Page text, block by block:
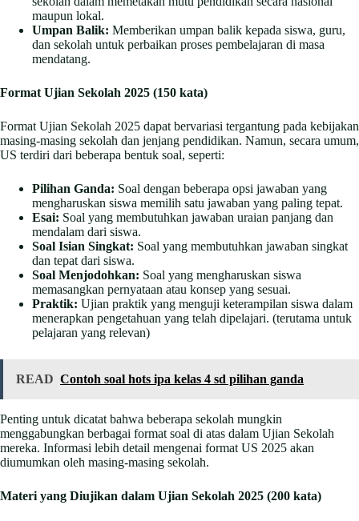
maupun lokal.
Umpan Balik: Memberikan umpan balik kepada siswa, guru,
dan sekolah untuk perbaikan proses pembelajaran di masa
mendatang.
Format Ujian Sekolah 2025 (150 kata)
Format Ujian Sekolah 2025 dapat bervariasi tergantung pada kebijakan
masing-masing sekolah dan jenjang pendidikan. Namun, secara umum,
US terdiri dari beberapa bentuk soal, seperti:
Pilihan Ganda: Soal dengan beberapa opsi jawaban yang
mengharuskan siswa memilih satu jawaban yang paling tepat.
Esai: Soal yang membutuhkan jawaban uraian panjang dan
mendalam dari siswa.
Soal Isian Singkat: Soal yang membutuhkan jawaban singkat
dan tepat dari siswa.
Soal Menjodohkan: Soal yang mengharuskan siswa
memasangkan pernyataan atau konsep yang sesuai.
Praktik: Ujian praktik yang menguji keterampilan siswa dalam
menerapkan pengetahuan yang telah dipelajari. (terutama untuk
pelajaran yang relevan)
READ Contoh soal hots ipa kelas 4 sd pilihan ganda
Penting untuk dicatat bahwa beberapa sekolah mungkin
menggabungkan berbagai format soal di atas dalam Ujian Sekolah
mereka. Informasi lebih detail mengenai format US 2025 akan
diumumkan oleh masing-masing sekolah.
Materi yang Diujikan dalam Ujian Sekolah 2025 (200 kata)